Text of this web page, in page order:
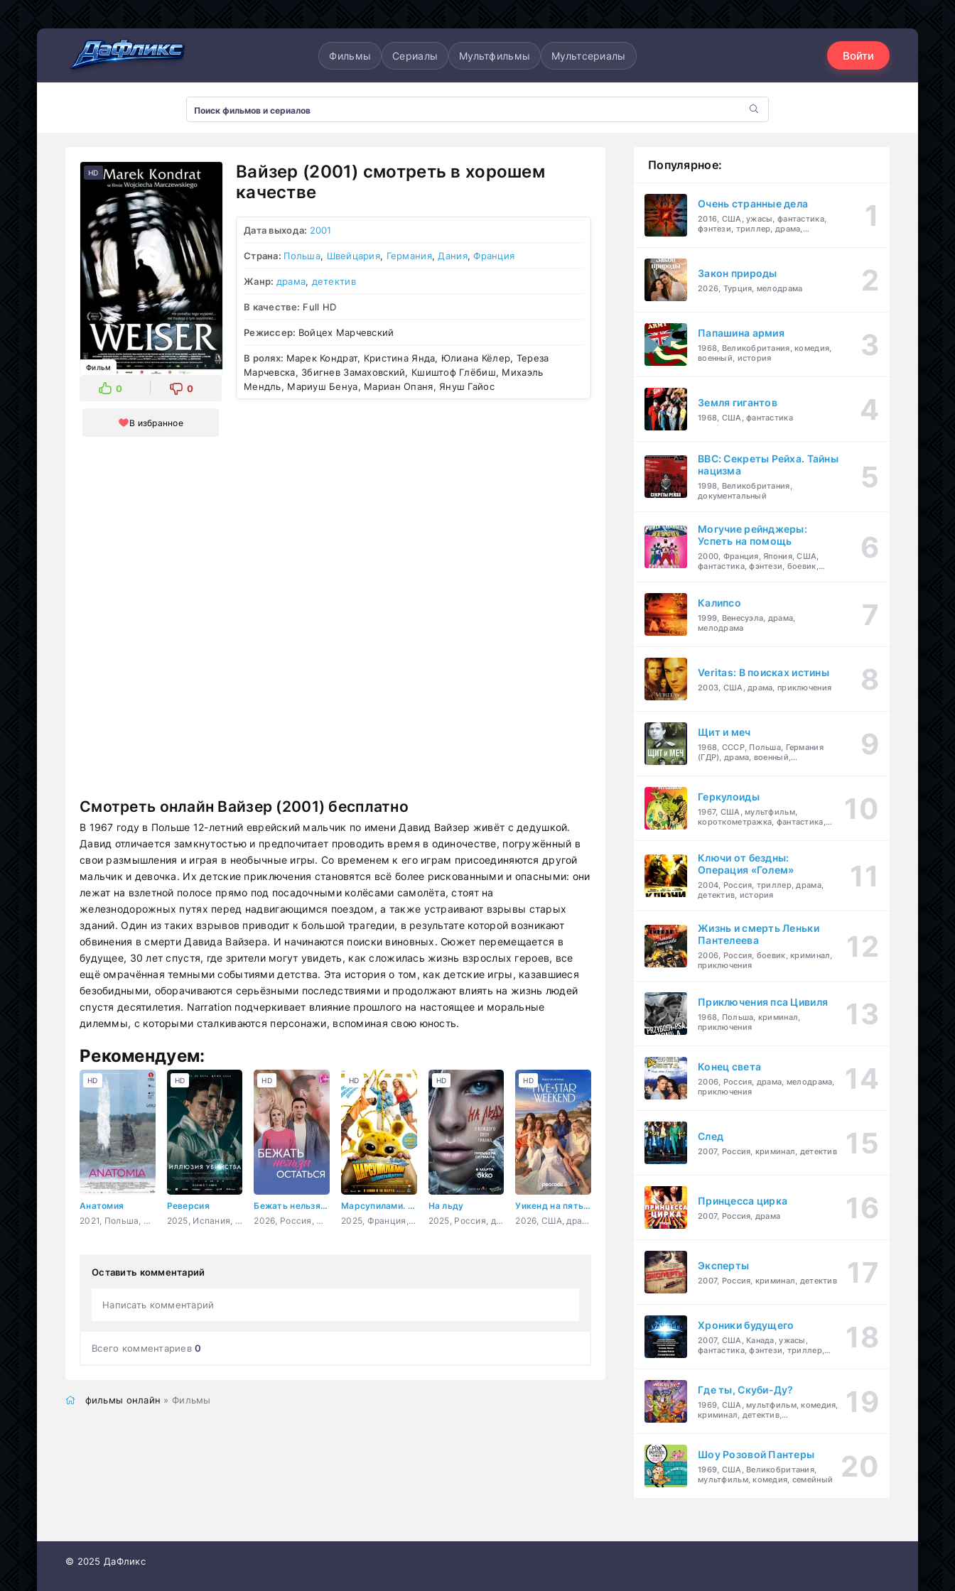
Фильмы Сериалы Мультфильмы Мультсериалы Войти
HD
Фильм
0 0
В избранное
Вайзер (2001) смотреть в хорошем
качестве
Дата выхода: 2001
Страна: Польша, Швейцария, Германия, Дания,Франция
Жанр: драма, детектив
В качестве: Full HD
Режиссер: Войцех Марчевский
В ролях: Марек Кондрат, Кристина Янда, Юлиана Кёлер, Тереза
Марчевска, Збигнев Замаховский, Кшиштоф Глёбиш, Михаэль
Мендль, Мариуш Бенуа, Мариан Опаня, Януш Гайос
Смотреть онлайн Вайзер (2001) бесплатно
В 1967 году в Польше 12-летний еврейский мальчик по имени Давид Вайзер живёт с дедушкой.
Давид отличается замкнутостью и предпочитает проводить время в одиночестве, погружённый в
свои размышления и играя в необычные игры. Со временем к его играм присоединяются другой
мальчик и девочка. Их детские приключения становятся всё более рискованными и опасными: они
лежат на взлетной полосе прямо под посадочными колёсами самолёта, стоят на
железнодорожных путях перед надвигающимся поездом, а также устраивают взрывы старых
зданий. Один из таких взрывов приводит к большой трагедии, в результате которой возникают
обвинения в смерти Давида Вайзера. И начинаются поиски виновных. Сюжет перемещается в
будущее, 30 лет спустя, где зрители могут увидеть, как сложилась жизнь взрослых героев, все
ещё омрачённая темными событиями детства. Эта история о том, как детские игры, казавшиеся
безобидными, оборачиваются серьёзными последствиями и продолжают влиять на жизнь людей
спустя десятилетия. Narration подчеркивает влияние прошлого на настоящее и моральные
дилеммы, с которыми сталкиваются персонажи, вспоминая свою юность.
Рекомендуем:
Анатомия
2021, Польша, Франция,
HD
Реверсия
2025, Испания, Доминикана, триллер, детектив
HD
Бежать нельзя остаться
2026, Россия, мелодрама
HD
Марсупилами. Пушистый круиз
2025, Франция, Бельгия, комедия, приключения, семейный
HD
На льду
2025, Россия, драма, спорт
HD
Уикенд на пять звёзд
2026, США, драма
HD
Оставить комментарий
Написать комментарий
Всего комментариев0
фильмы онлайн » Фильмы
Популярное:
Очень странные дела
2016, США, ужасы, фантастика,
фэнтези, триллер, драма,
Закон природы
2026, Турция, мелодрама
Папашина армия
1968, Великобритания, комедия,
военный, история
Земля гигантов
1968, США, фантастика
BBC: Секреты Рейха. Тайны
нацизма
1998, Великобритания,
документальный
Могучие рейнджеры:
Успеть на помощь
2000, Франция, Япония, США,
фантастика, фэнтези, боевик,
Калипсо
1999, Венесуэла, драма,
мелодрама
Veritas: В поисках истины
2003, США, драма, приключения
Щит и меч
1968, СССР, Польша, Германия
(ГДР), драма, военный,
Геркулоиды
1967, США, мультфильм,
короткометражка, фантастика,
Ключи от бездны:
Операция «Голем»
2004, Россия, триллер, драма,
детектив, история
Жизнь и смерть Леньки
Пантелеева
2006, Россия, боевик, криминал,
приключения
Приключения пса Цивиля
1968, Польша, криминал,
приключения
Конец света
2006, Россия, драма, мелодрама,
приключения
След
2007, Россия, криминал, детектив
Принцесса цирка
2007, Россия, драма
Эксперты
2007, Россия, криминал, детектив
Хроники будущего
2007, США, Канада, ужасы,
фантастика, фэнтези, триллер,
Где ты, Скуби-Ду?
1969, США, мультфильм, комедия,
криминал, детектив,
Шоу Розовой Пантеры
1969, США, Великобритания,
мультфильм, комедия, семейный
© 2025 ДаФликс
Мультсериалы